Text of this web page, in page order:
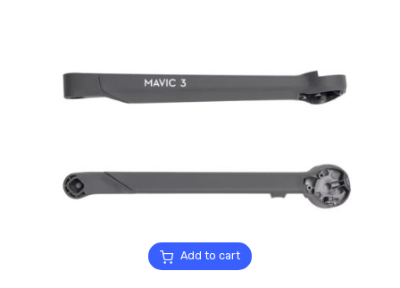
Add to cart